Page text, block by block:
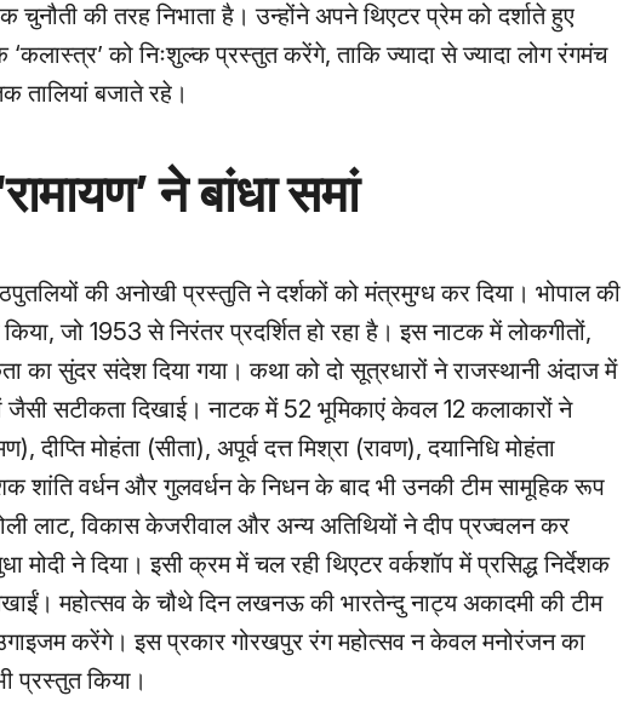
की तरह निभाता है। उन्होंने अपने थिएटर प्रेम को दर्शाते हुए
को निःशुल्क प्रस्तुत करेंगे, ताकि ज्यादा से ज्यादा लोग रंगमंच
बजाते रहे।
ने बांधा समां
की अनोखी प्रस्तुति ने दर्शकों को मंत्रमुग्ध कर दिया। भोपाल की
जो 1953 से निरंतर प्रदर्शित हो रहा है। इस नाटक में लोकगीतों,
सुंदर संदेश दिया गया। कथा को दो सूत्रधारों ने राजस्थानी अंदाज में
सटीकता दिखाई। नाटक में 52 भूमिकाएं केवल 12 कलाकारों ने
दीप्ति मोहंता (सीता), अपूर्व दत्त मिश्रा (रावण), दयानिधि मोहंता
शांति वर्धन और गुलवर्धन के निधन के बाद भी उनकी टीम सामूहिक रूप
लाट, विकास केजरीवाल और अन्य अतिथियों ने दीप प्रज्वलन कर
मोदी ने दिया। इसी क्रम में चल रही थिएटर वर्कशॉप में प्रसिद्ध निर्देशक
महोत्सव के चौथे दिन लखनऊ की भारतेन्दु नाट्य अकादमी की टीम
करेंगे। इस प्रकार गोरखपुर रंग महोत्सव न केवल मनोरंजन का
प्रस्तुत किया।